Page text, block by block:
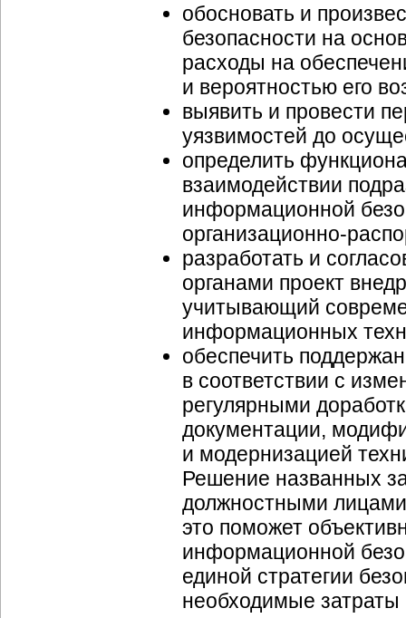
обосновать и
безопасности на
расходы на
и вероятностью его
выявить и провести
уязвимостей до
определить
взаимодействии
информационной
организационно-
разработать и
органами проект
учитывающий
информационных
обеспечить
в соответствии с
регулярными
документации,
и модернизацией
Решение названных
должностными лицами
это поможет
информационной
единой стратегии
необходимые